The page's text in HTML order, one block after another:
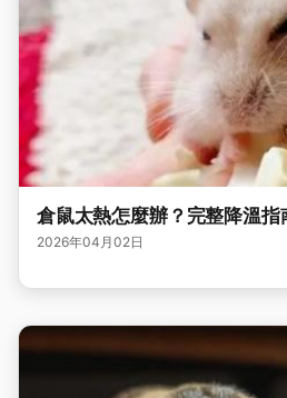
倉鼠太熱怎麼辦？完整降溫
2026年04月02日